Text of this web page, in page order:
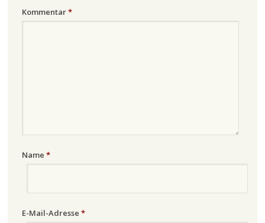
Kommentar*
Name *
E-Mail-Adresse *